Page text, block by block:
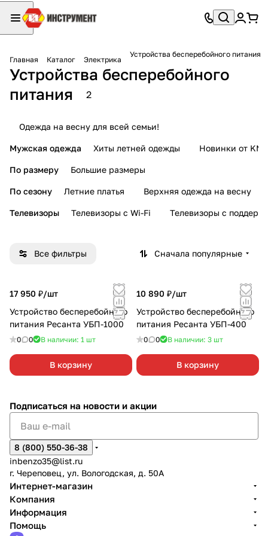
Главная Каталог Электрика
Устройства бесперебойного питания
Устройства бесперебойного
питания
2
Одежда на весну для всей семьи!
Мужская одежда Хиты летней одежды Новинки от KMI
По размеру Большие размеры
По сезону Летние платья Верхняя одежда на весну
Телевизоры Телевизоры с Wi-Fi Телевизоры с
Все фильтры Сначала популярные
17 950 ₽/шт
Устройство бесперебойного
питания Ресанта УБП-1000
0 0 В наличии: 1 шт
В корзину
10 890 ₽/шт
Устройство бесперебойного
питания Ресанта УБП-400
0 0 В наличии: 3 шт
В корзину
Подписаться на новости и акции
8 (800) 550-36-38
inbenzo35@list.ru
г. Череповец, ул. Вологодская, д. 50А
Интернет-магазин
Компания
Информация
Помощь